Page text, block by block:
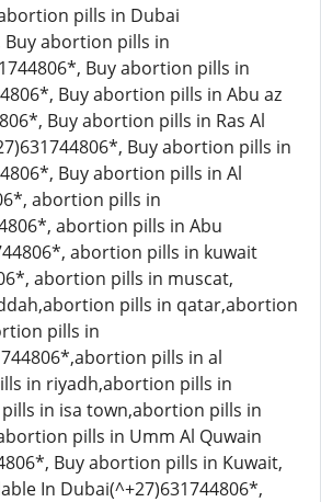
pills in Dubai
Buy abortion pills in
Buy abortion pills in
Buy abortion pills in Abu az
Buy abortion pills in Ras Al
Buy abortion pills in
Buy abortion pills in Al
abortion pills in
abortion pills in Abu
abortion pills in kuwait
abortion pills in muscat,
pills in qatar,abortion
pills in
pills in al
in riyadh,abortion pills in
in isa town,abortion pills in
pills in Umm Al Quwain
Buy abortion pills in Kuwait,
In Dubai(^+27)631744806*,